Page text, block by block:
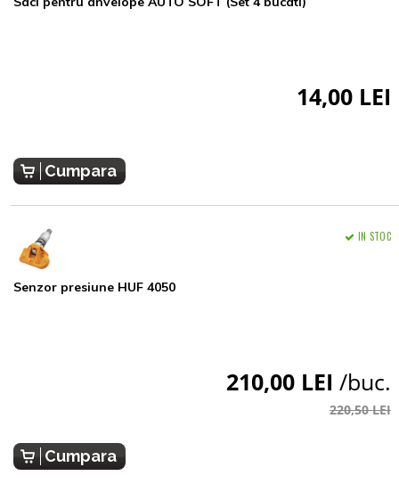
14,00 LEI
Cumpara
Senzor presiune HUF 4050
IN STOC
210,00 LEI /buc.
220,50 LEI
Cumpara